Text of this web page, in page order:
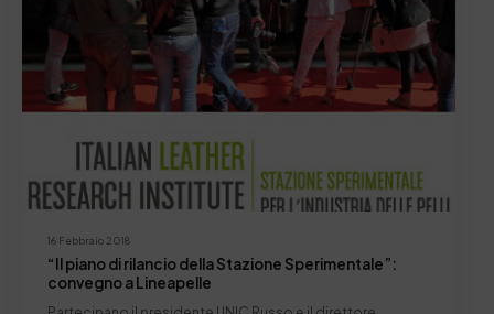
16 Febbraio 2018
“Il piano di rilancio della Stazione Sperimentale”:
convegno a Lineapelle